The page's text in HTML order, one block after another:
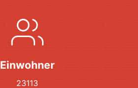
Einwohner
23113